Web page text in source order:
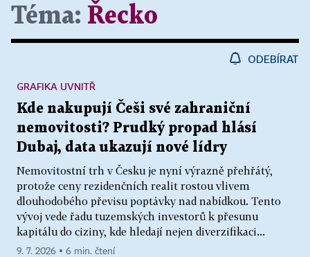
Téma: Řecko
ODEBÍRAT
Kde nakupují Češi své zahraniční
nemovitosti? Prudký propad hlásí
Dubaj, data ukazují nové lídry
Nemovitostní trh v Česku je nyní výrazně přehřátý,
protože ceny rezidenčních realit rostou vlivem
dlouhodobého převisu poptávky nad nabídkou. Tento
vývoj vede řadu tuzemských investorů k přesunu
kapitálu do ciziny, kde hledají nejen diverzifikaci...
GRAFIKA UVNITŘ
9. 7. 2026 ▪ 6 min. čtení